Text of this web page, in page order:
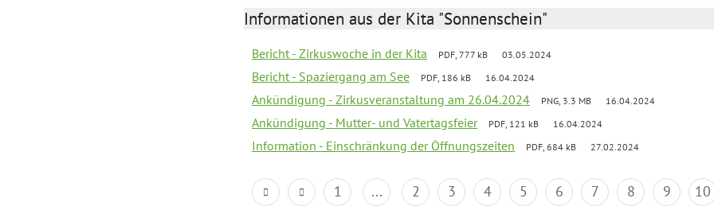
Informationen aus der Kita "Sonnenschein"
Bericht - Zirkuswoche in der Kita PDF, 777 kB 03.05.2024
Bericht - Spaziergang am See PDF, 186 kB 16.04.2024
Ankündigung - Zirkusveranstaltung am 26.04.2024 PNG, 3.3 MB 16.04.2024
Ankündigung - Mutter- und Vatertagsfeier PDF, 121 kB 16.04.2024
Information - Einschränkung der Öffnungszeiten PDF, 684 kB 27.02.2024
1 ... 2 3 4 5 6 7 8 9 10